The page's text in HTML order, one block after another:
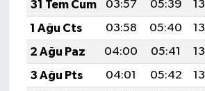
31 Tem Cum
03:57 05:39
1 Ağu Cts
03:58 05:40
2 Ağu Paz
04:00 05:41
3 Ağu Pts
04:01 05:42